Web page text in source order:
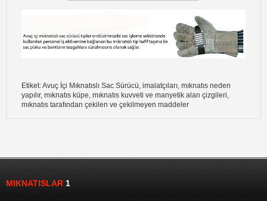
Etiket: Avuç İçi Mıknatıslı Sac Sürücü, imalatçıları, mıknatıs neden
yapılır, mıknatıs küpe, mıknatıs kuvveti ve manyetik alan çizgileri,
mıknatıs tarafından çekilen ve çekilmeyen maddeler
MIKNATISLAR1